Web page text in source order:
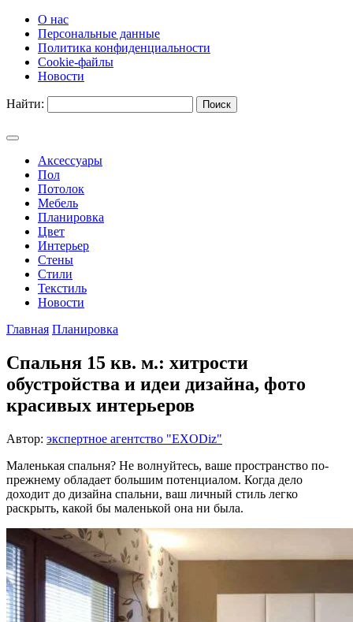
О нас
Персональные данные
Политика конфиденциальности
Cookie-файлы
Новости
Найти:
Аксессуары
Пол
Потолок
Мебель
Планировка
Цвет
Интерьер
Стены
Стили
Текстиль
Новости
Главная Планировка
Спальня 15 кв. м.: хитрости
обустройства и идеи дизайна, фото
красивых интерьеров
Автор: экспертное агентство "EXODiz"
Маленькая спальня? Не волнуйтесь, ваше пространство по-
прежнему обладает большим потенциалом. Когда дело
доходит до дизайна спальни, ваш личный стиль легко
раскрыть, какой бы маленькой она ни была.